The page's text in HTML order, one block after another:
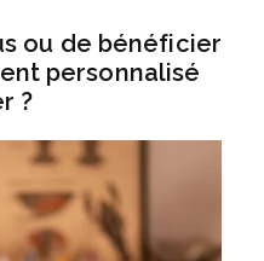
ou de bénéficier
personnalisé
?